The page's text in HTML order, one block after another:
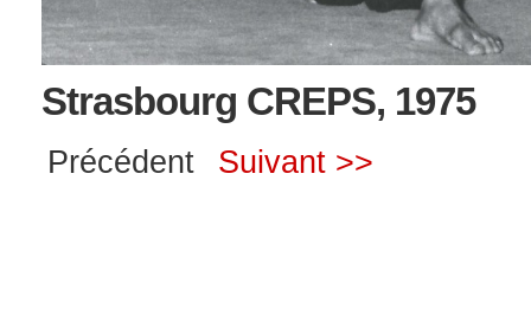
Strasbourg CREPS, 1975
Précédent Suivant >>